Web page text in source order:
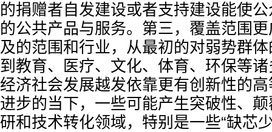
的捐赠者自发建设或者支持建设能使
的公共产品与服务。第三，覆盖范围
及的范围和行业，从最初的对弱势群
到教育、医疗、文化、体育、环保等
经济社会发展越发依靠更有创新性的
进步的当下，一些可能产生突破性、
研和技术转化领域，特别是一些“缺芯